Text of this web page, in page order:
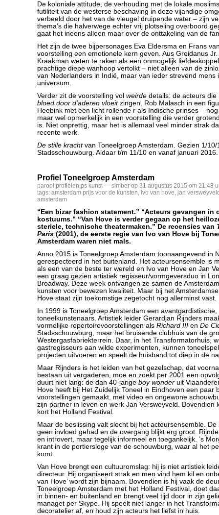
De koloniale attitude, de verhouding met de lokale
futiliteit van de westerse beschaving in deze vijandige
verbeeld door het van de vleugel druipende water – zijn
thema’s die halverwege echter vrij plotseling overboord
gaat het ineens alleen maar over de onttakeling van de
Het zijn de twee bijpersonages Eva Eldersma en Frans
voorstelling een emotionele kern geven. Aus Greidanus
Kraakman weten te raken als een onmogelijk
prachtige diepe wanhoop vertolkt – niet alleen van de
van Nederlanders in Indië, maar van ieder strevend mens
universum.
Verder zit de voorstelling vol weirde details: de acteurs die
bloed door d’aderen vloeitzingen, Rob Malasch in een
Heebink met een licht rollende r als Indische prinses –
maar wel opmerkelijk in een voorstelling die verder
is. Niet onprettig, maar het is allemaal veel minder strak
recente werk.
De stille krachtvan Toneelgroep Amsterdam. Gezien 1/10/
Stadsschouwburg. Aldaar t/m 11/10 en vanaf januari
Profiel Toneelgroep Amsterdam
parool ,profielen,ps kunst— simber op 31 augustus 2015 om 21:48
tags: amsterdam prijs voor de kunsten, ivo van hove, jan
amsterdam
“Een bizar fashion statement.” “Acteurs gevangen in
kostuums.” “Van Hove is verder gegaan op het
steriele, technische theatermaken.” De recensies van
Paris (2001), de eerste regie van Ivo van Hove bij
Amsterdam waren niet mals.
Anno 2015 is Toneelgroep Amsterdam toonaangevend in
gerespecteerd in het buitenland. Het acteursensemble is
als een van de beste ter wereld en Ivo van Hove en Jan
een graag gezien artistiek regisseur/vormgeversduo in
Broadway. Deze week ontvangen ze samen de
kunsten voor bewezen kwaliteit. Maar bij het
Hove staat zijn toekomstige zegetocht nog allerminst vast.
In 1999 is Toneelgroep Amsterdam een
toneelkunstenaars. Artistiek leider Gerardjan Rijnders
vormelijke repertoirevoorstellingen als Richard III en De
Stadsschouwburg, maar het bruisende clubhuis van de
Westergasfabriekterrein. Daar, in het Transformatorhuis,
gastregisseurs aan wilde experimenten, kunnen
projecten uitvoeren en speelt de huisband tot diep in de
Maar Rijnders is het leiden van het gezelschap, dat
bestaan uit vergaderen, moe en zoekt per 2001 een
duurt niet lang: de dan 40-jarige boy wonder uit
Hove heeft bij Het Zuidelijk Toneel in Eindhoven een paar
voorstellingen gemaakt, met video en ongewone
zijn partner in leven en werk Jan Versweyveld. Bovendien
kort het Holland Festival.
Maar de beslissing valt slecht bij het acteursensemble.
geen invloed gehad en de overgang blijkt erg groot.
en introvert, maar tegelijk informeel en toegankelijk. ’s
krant in de portiersloge van de schouwburg, waar al het
komt.
Van Hove brengt een cultuuromslag: hij is niet artistiek
directeur. Hij organiseert strak en men vind hem kil en
van Hove’ wordt zijn bijnaam. Bovendien is hij vaak de
Toneelgroep Amsterdam met het Holland Festival, doet
in binnen- en buitenland en brengt veel tijd door in zijn
managet per Skype. Hij speelt niet langer in het
decoratelier af, en houd zijn acteurs het liefst in huis.